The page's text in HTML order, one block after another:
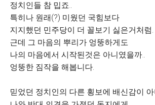
정치인들 참 밉죠..
특히나 원래(?) 미웠던 국힘보다
지지했던 민주당이 더 꼴보기 싫은거처럼.
근데 그 마음의 뿌리가 엉뚱하게도
나의 마음에서 시작된것은 아니였을까..
엉뚱한 짐작을 해봅니다.
믿었던 정치인의 다른 횡보에 배신감이 아